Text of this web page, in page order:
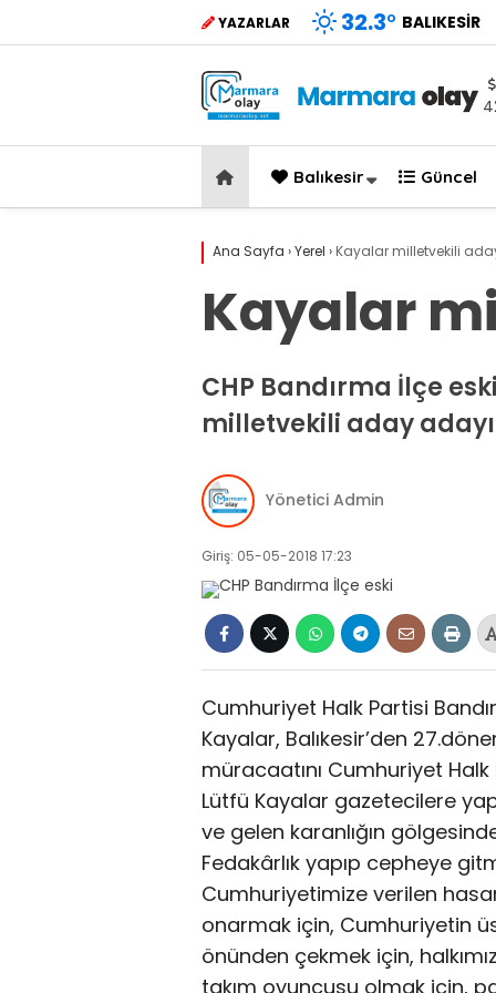
YAZARLAR 32.3° BALIKESIR
Balıkesir Güncel
Ana Sayfa ›Yerel › Kayalar milletvekili
Kayalar
CHP Bandırma İlçe
milletvekili aday
Yönetici Admin
Giriş: 05-05-2018 17:23
Cumhuriyet Halk Partisi
Kayalar, Balıkesir’den
müracaatını Cumhuriyet
Lütfü Kayalar gazetecilere
ve gelen karanlığın
Fedakârlık yapıp cepheye
Cumhuriyetimize verilen
onarmak için, Cumhuriyetin
önünden çekmek için,
takım oyuncusu olmak için,